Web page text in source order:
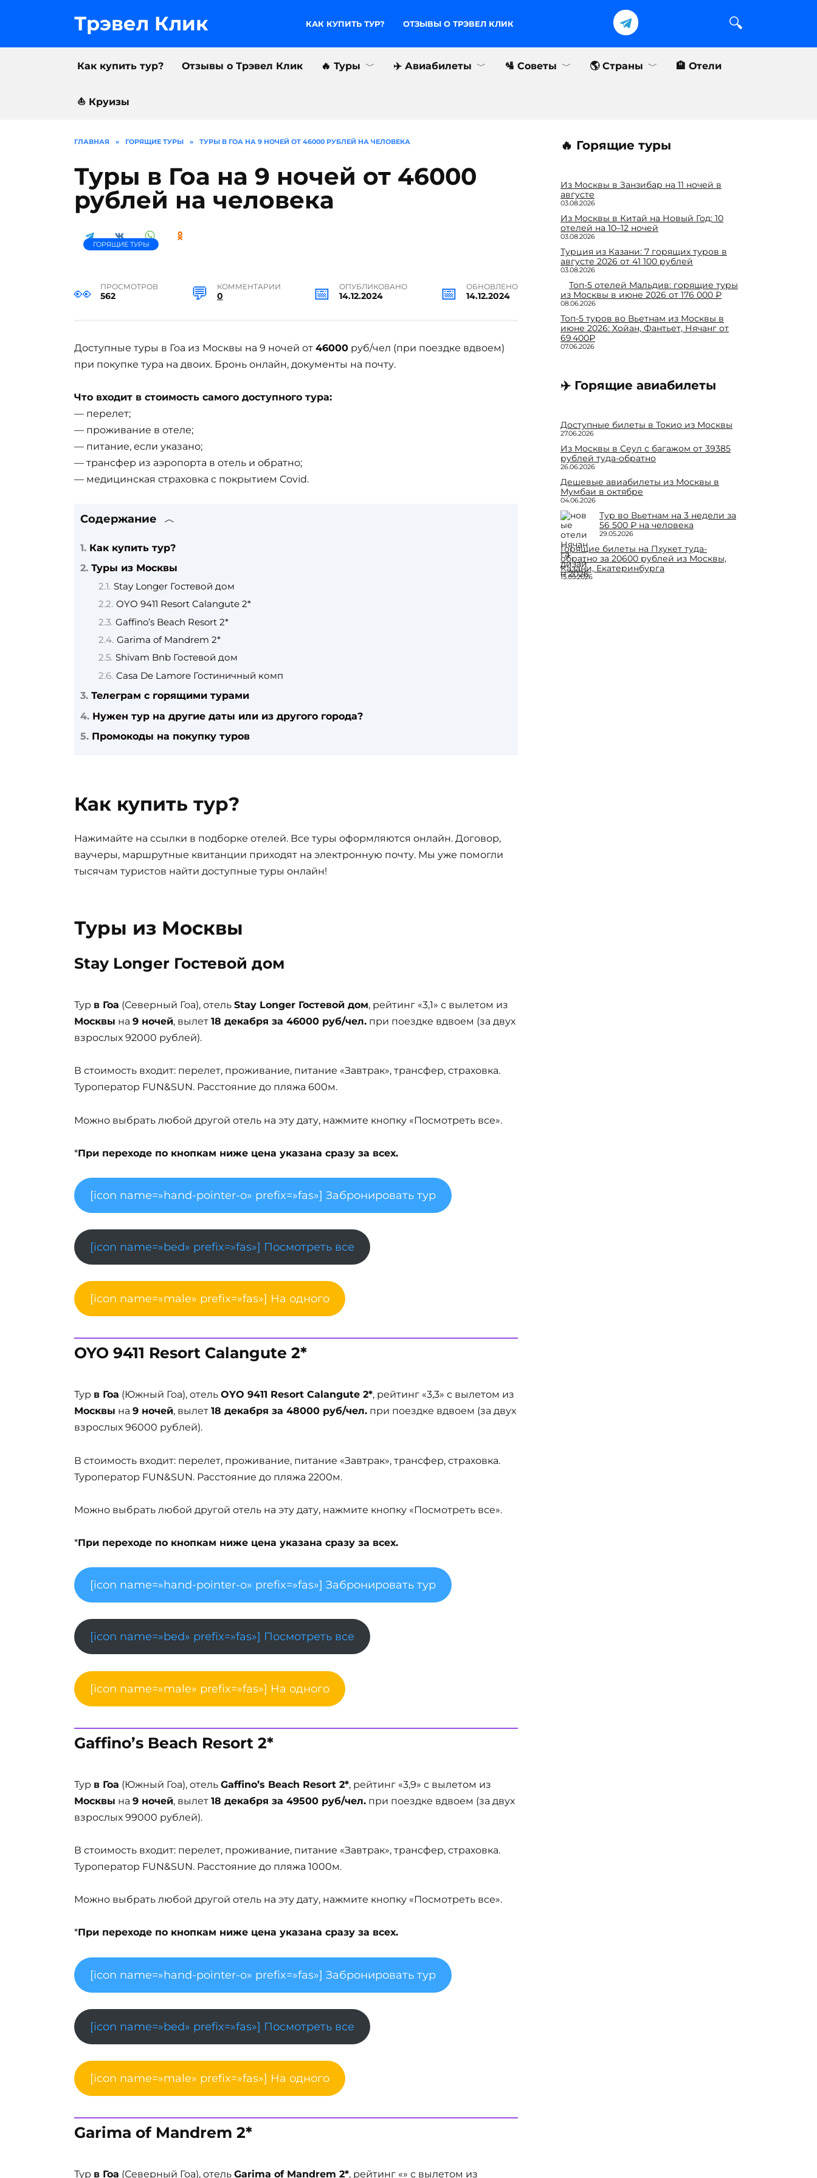
Трэвел Клик КАК КУПИТЬ ТУР? ОТЗЫВЫ О ТРЭВЕЛ КЛИК
Как купить тур? Отзывы о Трэвел Клик 🔥 Туры ✈️ Авиабилеты 🛂 Советы 🌎 Страны 🏨 Отели
⛵️ Круизы
ГЛАВНАЯ » ГОРЯЩИЕ ТУРЫ » ТУРЫ В ГОА НА 9 НОЧЕЙ ОТ 46000 РУБЛЕЙ НА ЧЕЛОВЕКА
Туры в Гоа на 9 ночей от 46000
рублей на человека
ГОРЯЩИЕ ТУРЫ
ПРОСМОТРОВ
562
КОММЕНТАРИИ
0
ОПУБЛИКОВАНО
14.12.2024
ОБНОВЛЕНО
14.12.2024
Доступные туры в Гоа из Москвы на 9 ночей от 46000 руб/чел (при поездке вдвоем)
при покупке тура на двоих. Бронь онлайн, документы на почту.
Что входит в стоимость самого доступного тура:
— перелет;
— проживание в отеле;
— питание, если указано;
— трансфер из аэропорта в отель и обратно;
— медицинская страховка с покрытием Covid.
Содержание
Как купить тур?
Туры из Москвы
Stay Longer Гостевой дом
OYO 9411 Resort Calangute 2*
Gaffino’s Beach Resort 2*
Garima of Mandrem 2*
Shivam Bnb Гостевой дом
Casa De Lamore Гостиничный комп
Телеграм с горящими турами
Нужен тур на другие даты или из другого города?
Промокоды на покупку туров
Как купить тур?
Нажимайте на ссылки в подборке отелей. Все туры оформляются онлайн. Договор,
ваучеры, маршрутные квитанции приходят на электронную почту. Мы уже помогли
тысячам туристов найти доступные туры онлайн!
Туры из Москвы
Stay Longer Гостевой дом
Тур в Гоа (Северный Гоа), отель Stay Longer Гостевой дом, рейтинг «3,1» с вылетом из
Москвы на 9 ночей, вылет 18 декабря за 46000 руб/чел. при поездке вдвоем (за двух
взрослых 92000 рублей).
В стоимость входит: перелет, проживание, питание «Завтрак», трансфер, страховка.
Туроператор FUN&SUN. Расстояние до пляжа 600м.
Можно выбрать любой другой отель на эту дату, нажмите кнопку «Посмотреть все».
*При переходе по кнопкам ниже цена указана сразу за всех.
[icon name=»hand-pointer-o» prefix=»fas»] Забронировать тур
[icon name=»bed» prefix=»fas»] Посмотреть все
[icon name=»male» prefix=»fas»] На одного
OYO 9411 Resort Calangute 2*
Тур в Гоа (Южный Гоа), отель OYO 9411 Resort Calangute 2*, рейтинг «3,3» с вылетом из
Москвы на 9 ночей, вылет 18 декабря за 48000 руб/чел. при поездке вдвоем (за двух
взрослых 96000 рублей).
В стоимость входит: перелет, проживание, питание «Завтрак», трансфер, страховка.
Туроператор FUN&SUN. Расстояние до пляжа 2200м.
Можно выбрать любой другой отель на эту дату, нажмите кнопку «Посмотреть все».
*При переходе по кнопкам ниже цена указана сразу за всех.
[icon name=»hand-pointer-o» prefix=»fas»] Забронировать тур
[icon name=»bed» prefix=»fas»] Посмотреть все
[icon name=»male» prefix=»fas»] На одного
Gaffino’s Beach Resort 2*
Тур в Гоа (Южный Гоа), отель Gaffino’s Beach Resort 2*, рейтинг «3,9» с вылетом из
Москвы на 9 ночей, вылет 18 декабря за 49500 руб/чел. при поездке вдвоем (за двух
взрослых 99000 рублей).
В стоимость входит: перелет, проживание, питание «Завтрак», трансфер, страховка.
Туроператор FUN&SUN. Расстояние до пляжа 1000м.
Можно выбрать любой другой отель на эту дату, нажмите кнопку «Посмотреть все».
*При переходе по кнопкам ниже цена указана сразу за всех.
[icon name=»hand-pointer-o» prefix=»fas»] Забронировать тур
[icon name=»bed» prefix=»fas»] Посмотреть все
[icon name=»male» prefix=»fas»] На одного
Garima of Mandrem 2*
Тур в Гоа (Северный Гоа), отель Garima of Mandrem 2*, рейтинг «» с вылетом из
🔥 Горящие туры
Из Москвы в Занзибар на 11 ночей в
августе
03.08.2026
Из Москвы в Китай на Новый Год: 10
отелей на 10–12 ночей
03.08.2026
Турция из Казани: 7 горящих туров в
августе 2026 от 41 100 рублей
03.08.2026
Топ-5 отелей Мальдив: горящие туры
из Москвы в июне 2026 от 176 000 ₽
08.06.2026
Топ-5 туров во Вьетнам из Москвы в
июне 2026: Хойан, Фантьет, Нячанг от
69 400₽
07.06.2026
✈️ Горящие авиабилеты
Доступные билеты в Токио из Москвы
27.06.2026
Из Москвы в Сеул с багажом от 39385
рублей туда-обратно
26.06.2026
Дешевые авиабилеты из Москвы в
Мумбаи в октябре
04.06.2026
Тур во Вьетнам на 3 недели за
56 500 ₽ на человека
29.05.2026
Горящие билеты на Пхукет туда-
обратно за 20600 рублей из Москвы,
Казани, Екатеринбурга
15.05.2026